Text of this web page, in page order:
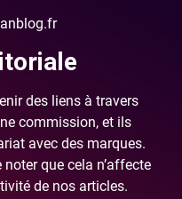
des liens à travers
commission, et ils
avec des marques.
que cela n’affecte
de nos articles.